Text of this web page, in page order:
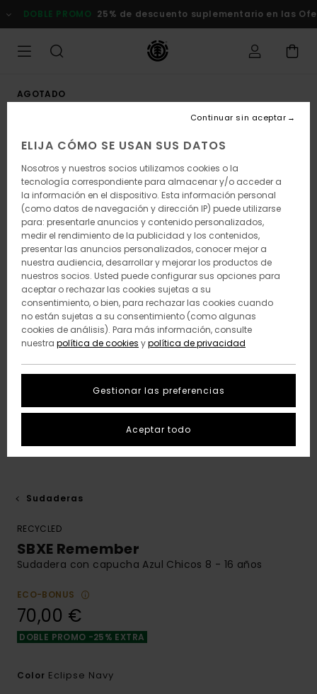
la
DOBLE PROMO 25% de descuento suplementario en las
AGOTADO
Sudaderas
RECYCLED
SBXE Remember
Sudadera con capucha Azul Chicos 8 - 16 años
ECO-BONUS
70,00 €
DOBLE PROMO -25% EXTRA
Color Eclipse Navy
ELIJA CÓMO SE USAN SUS DATOS
Nosotros y nuestros socios utilizamos cookies o la
tecnología correspondiente para almacenar y/o acceder a
la información en el dispositivo. Esta información personal
(como datos de navegación y dirección IP) puede utilizarse
para: presentarle anuncios y contenido personalizados,
medir el rendimiento de la publicidad y los contenidos,
presentar las anuncios personalizados, conocer mejor a
nuestra audiencia, desarrollar y mejorar los productos de
nuestros socios. Usted puede configurar sus opciones para
aceptar o rechazar las cookies sujetas a su
consentimiento, o bien, para rechazar las cookies cuando
no están sujetas a su consentimiento (como algunas
cookies de análisis). Para más información, consulte
nuestra política de cookies ypolítica de privacidad
Gestionar las preferencias
Continuar sin aceptar
Aceptar todo